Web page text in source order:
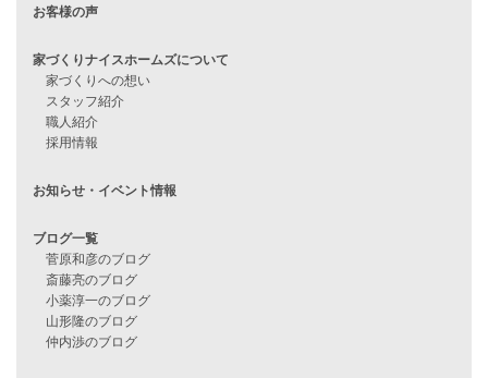
他社で無理だと言われた方へ
月収25万円で家を建てる方法
Line Up
WOOD BOX
ハピネスシリーズ
シンプルな平屋
家づくりナイスホームズの家づくり
エコハウス
耐震性能